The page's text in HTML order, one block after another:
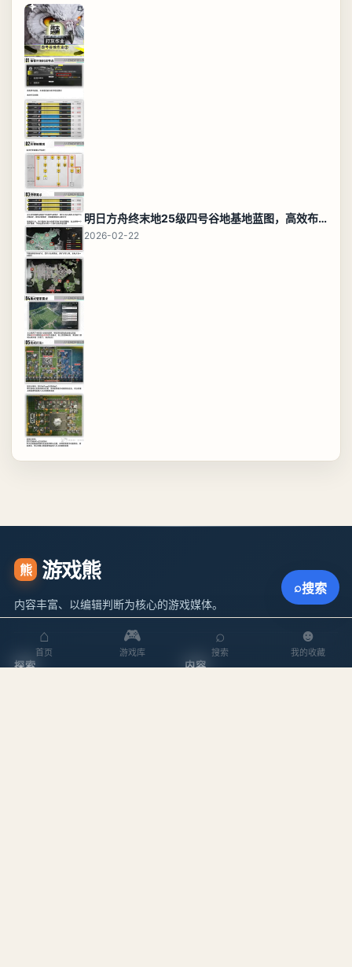
明日方舟终末地25级四号谷地基地蓝图，高效布局规划
2026-02-22
熊 游戏熊
内容丰富、以编辑判断为核心的游戏媒体。
探索 内容
⌂
首页
🎮
游戏库
⌕
搜索
☻
我的收藏
⌕搜索